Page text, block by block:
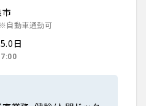
自動車通勤可
日